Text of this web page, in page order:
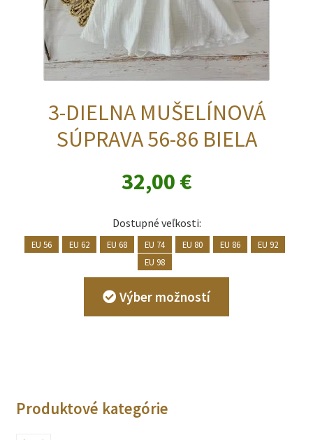
3-DIELNA MUŠELÍNOVÁ
SÚPRAVA 56-86 BIELA
32,00 €
Dostupné veľkosti:
EU 56 EU 62 EU 68 EU 74 EU 80 EU 86
EU 92
EU 98
Výber možností
má
Produktové kategórie